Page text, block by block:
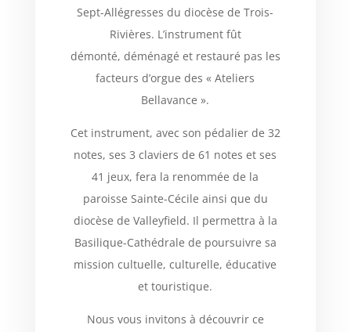
Sept-Allégresses du diocèse de Trois-
Rivières. L’instrument fût
démonté, déménagé et restauré pas les
facteurs d’orgue des « Ateliers
Bellavance ».
Cet instrument, avec son pédalier de 32
notes, ses 3 claviers de 61 notes et ses
41 jeux, fera la renommée de la
paroisse Sainte-Cécile ainsi que du
diocèse de Valleyfield. Il permettra à la
Basilique-Cathédrale de poursuivre sa
mission cultuelle, culturelle, éducative
et touristique.
Nous vous invitons à découvrir ce